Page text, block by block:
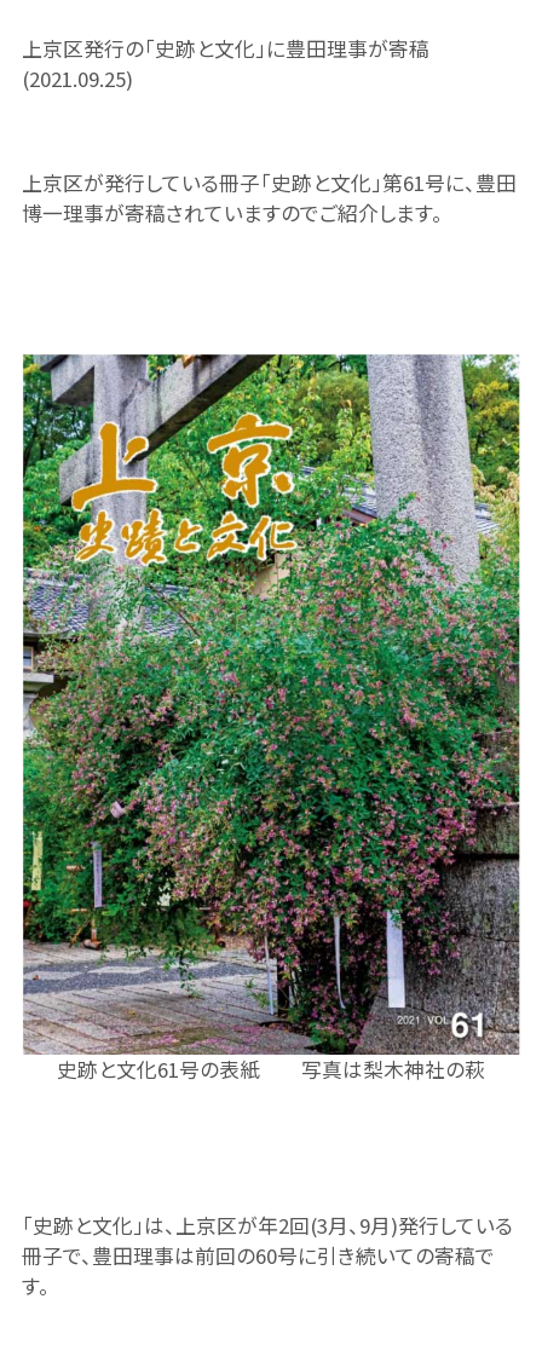
上京区発行の「史跡と文化」に豊田理事が寄稿
(2021.09.25)
上京区が発行している冊子「史跡と文化」第61号に、豊田
博一理事が寄稿されていますのでご紹介します。
史跡と文化61号の表紙 写真は梨木神社の萩
「史跡と文化」は、上京区が年2回(3月、9月)発行している
冊子で、豊田理事は前回の60号に引き続いての寄稿で
す。